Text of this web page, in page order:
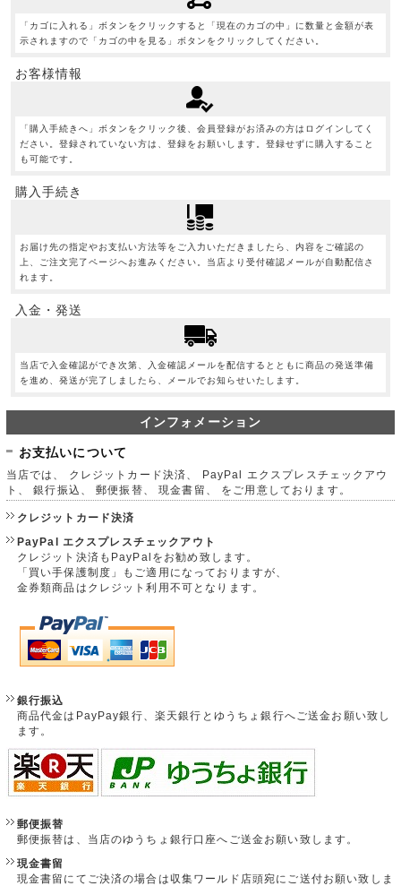
「カゴに入れる」ボタンをクリックすると「現在のカゴの中」に数量と金額が表
示されますので「カゴの中を見る」ボタンをクリックしてください。
お客様情報
「購入手続きへ」ボタンをクリック後、会員登録がお済みの方はログインしてく
ださい。登録されていない方は、登録をお願いします。登録せずに購入すること
も可能です。
購入手続き
お届け先の指定やお支払い方法等をご入力いただきましたら、内容をご確認の
上、ご注文完了ページへお進みください。当店より受付確認メールが自動配信さ
れます。
入金・発送
当店で入金確認ができ次第、入金確認メールを配信するとともに商品の発送準備
を進め、発送が完了しましたら、メールでお知らせいたします。
インフォメーション
お支払いについて
当店では、 クレジットカード決済、 PayPal エクスプレスチェックアウ
ト、 銀行振込、 郵便振替、 現金書留、 をご用意しております。
クレジットカード決済
PayPal エクスプレスチェックアウト
クレジット決済もPayPalをお勧め致します。
「買い手保護制度」もご適用になっておりますが、
金券類商品はクレジット利用不可となります。
銀行振込
商品代金はPayPay銀行、楽天銀行とゆうちょ銀行へご送金お願い致し
ます。
郵便振替
郵便振替は、当店のゆうちょ銀行口座へご送金お願い致します。
現金書留
現金書留にてご決済の場合は収集ワールド店頭宛にご送付お願い致しま